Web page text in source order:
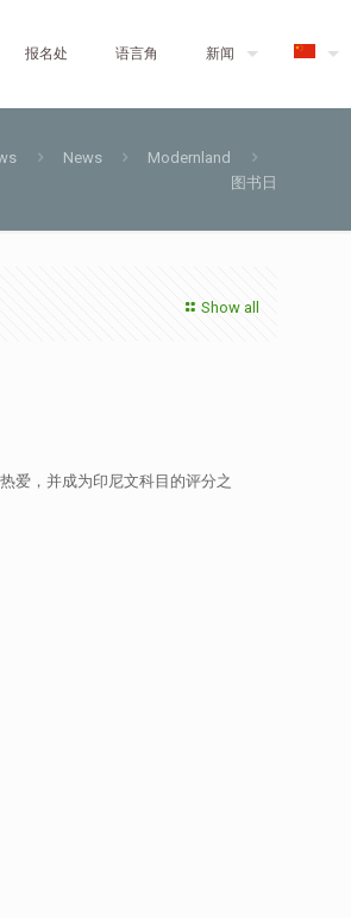
报名处 语言角 新闻
News
Modernland
图书日
Show all
爱，并成为印尼文科目的评分之